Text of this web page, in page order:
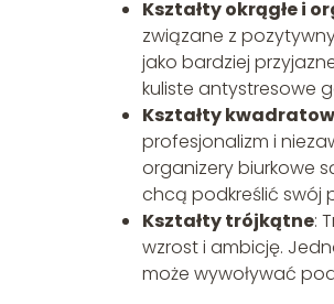
Kształty okrągłe i
związane z
jako bardziej
kuliste antystresowe
Kształty
profesjonalizm i
organizery biurkowe
chcą podkreślić swój
Kształty trójkątne:
wzrost i ambicję.
może wywoływać